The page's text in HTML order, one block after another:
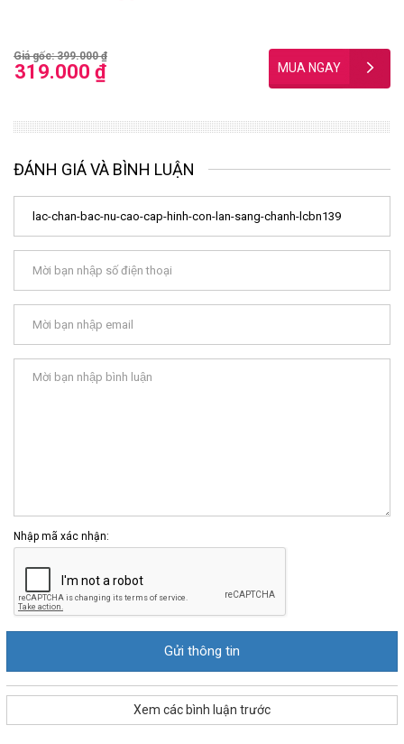
Giá gốc: 399.000 ₫
319.000 ₫
ĐÁNH GIÁ VÀ BÌNH LUẬN
Nhập mã xác nhận:
Xem các bình luận trước